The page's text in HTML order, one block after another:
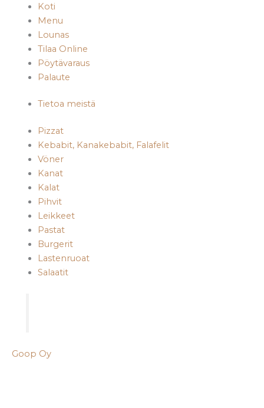
Koti
Menu
Lounas
Tilaa Online
Pöytävaraus
Palaute
Tietoa meistä
Pizzat
Kebabit, Kanakebabit, Falafelit
Vöner
Kanat
Kalat
Pihvit
Leikkeet
Pastat
Burgerit
Lastenruoat
Salaatit
Goop Oy